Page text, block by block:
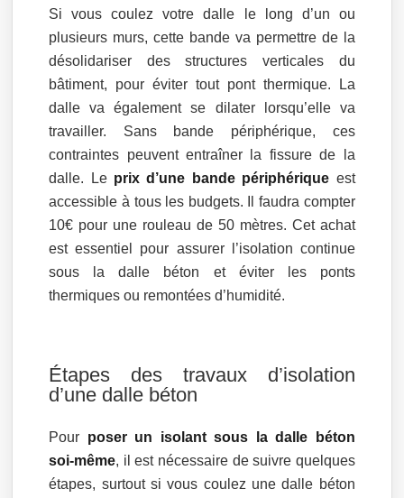
Si vous coulez votre dalle le long d’un ou
plusieurs murs, cette bande va permettre de la
désolidariser des structures verticales du
bâtiment, pour éviter tout pont thermique. La
dalle va également se dilater lorsqu’elle va
travailler. Sans bande périphérique, ces
contraintes peuvent entraîner la fissure de la
dalle. Le prix d’une bande périphérique est
accessible à tous les budgets. Il faudra compter
10€ pour une rouleau de 50 mètres. Cet achat
est essentiel pour assurer l’isolation continue
sous la dalle béton et éviter les ponts
thermiques ou remontées d’humidité.
Étapes des travaux d’isolation
d’une dalle béton
Pour poser un isolant sous la dalle béton
soi-même, il est nécessaire de suivre quelques
étapes, surtout si vous coulez une dalle béton